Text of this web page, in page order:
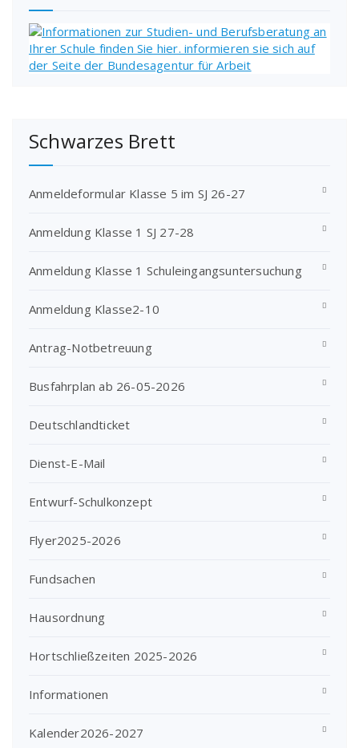
Schwarzes Brett
Anmeldeformular Klasse 5 im SJ 26-27
Anmeldung Klasse 1 SJ 27-28
Anmeldung Klasse 1 Schuleingangsuntersuchung
Anmeldung Klasse2-10
Antrag-Notbetreuung
Busfahrplan ab 26-05-2026
Deutschlandticket
Dienst-E-Mail
Entwurf-Schulkonzept
Flyer2025-2026
Fundsachen
Hausordnung
Hortschließzeiten 2025-2026
Informationen
Kalender2026-2027